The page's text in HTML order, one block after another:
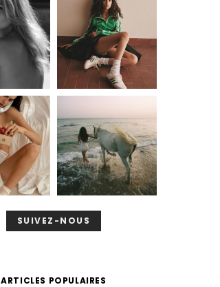
SUIVEZ-NOUS
ARTICLES POPULAIRES